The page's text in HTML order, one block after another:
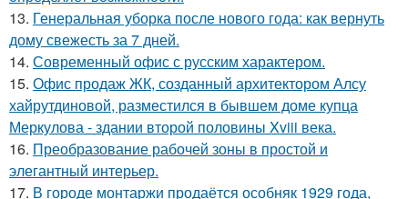
13. Генеральная уборка после нового года: как вернуть
дому свежесть за 7 дней.
14. Современный офис с русским характером.
15. Офис продаж ЖК, созданный архитектором Алсу
хайрутдиновой, разместился в бывшем доме купца
Меркулова - здании второй половины Xviii века.
16. Преобразование рабочей зоны в простой и
элегантный интерьер.
17. В городе монтаржи продаётся особняк 1929 года,